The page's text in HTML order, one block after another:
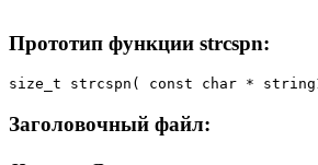
Прототип функции strcspn:
size_t strcspn( const char *
Заголовочный файл: